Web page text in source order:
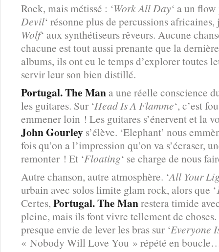
Rock, mais métissé : ‘Work All Day‘ a un
Devil‘ résonne plus de percussions africaines,
Wolf‘ aux synthétiseurs rêveurs. Aucune
chacune est tout aussi prenante que la
albums, ils ont eu le temps d’explorer toutes
servir leur son bien distillé.
Portugal. The Man a une réelle conscience
les guitares. Sur ‘Head Is A Flamme‘, c’est
emmener loin ! Les guitares s’énervent et la
John Gourley s’élève. ‘Elephant’ nous
fois qu’on a l’impression qu’on va s’écraser,
remonter ! Et ‘Floating‘ se charge de nous
Autre chanson, autre atmosphère. ‘All Your
urbain avec solos limite glam rock, alors que ‘
Certes, Portugal. The Manrestera timide
pleine, mais ils font vivre tellement de
presque envie de lever les bras sur ‘Everyone
« Nobody Will Love You » répété en